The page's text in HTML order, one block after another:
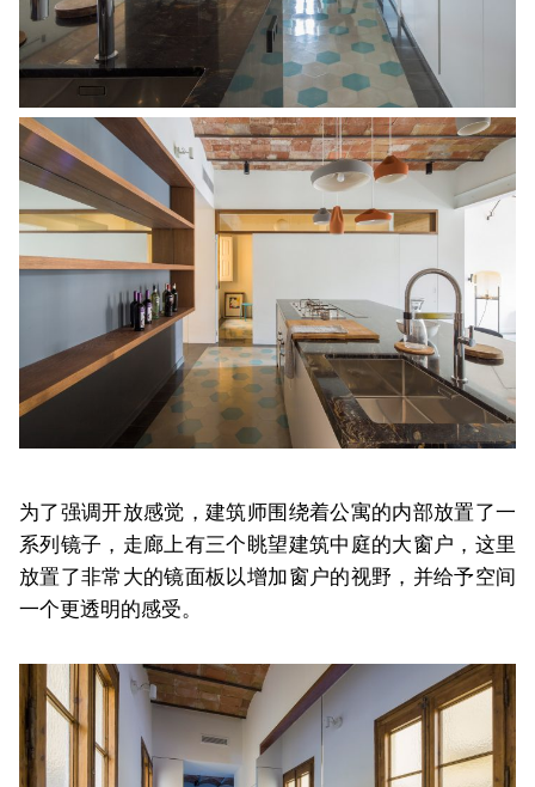
为了强调开放感觉，建筑师围绕着公寓的内部放置了一
系列镜子，走廊上有三个眺望建筑中庭的大窗户，这里
放置了非常大的镜面板以增加窗户的视野，并给予空间
一个更透明的感受。